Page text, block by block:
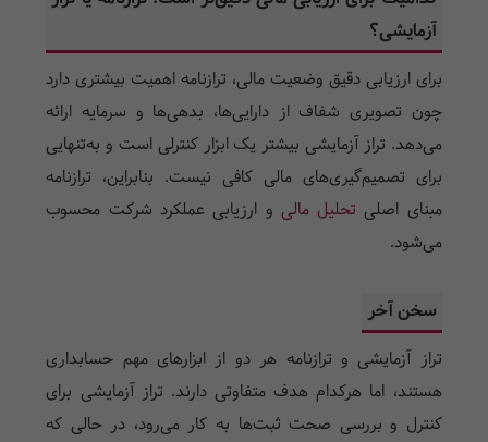
آزمایشی؟
برای ارزیابی دقیق وضعیت مالی، ترازنامه اهمیت بیشتری دارد
چون تصویری شفاف از دارایی‌ها، بدهی‌ها و سرمایه ارائه
می‌دهد. تراز آزمایشی بیشتر یک ابزار کنترلی است و به‌تنهایی
برای تصمیم‌گیری‌های مالی کافی نیست. بنابراین، ترازنامه
مبنای اصلی تحلیل مالی و ارزیابی عملکرد شرکت محسوب
می‌شود.
سخن آخر
تراز آزمایشی و ترازنامه هر دو از ابزارهای مهم حسابداری
هستند، اما هرکدام هدف متفاوتی دارند. تراز آزمایشی برای
کنترل و بررسی صحت ثبت‌ها به کار می‌رود، در حالی که